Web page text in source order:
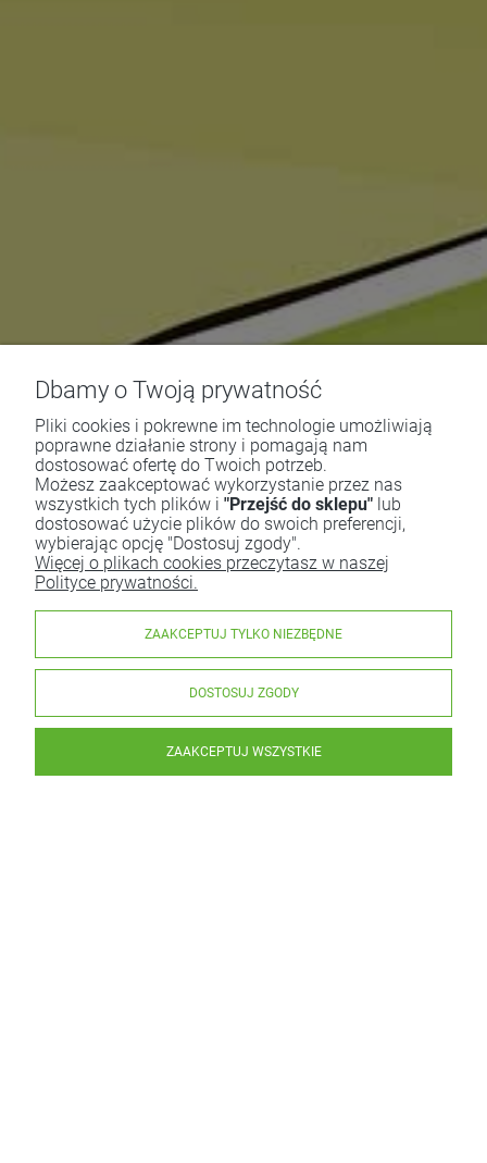
Dbamy o Twoją prywatność
Pliki cookies i pokrewne im technologie umożliwiają
poprawne działanie strony i pomagają nam
dostosować ofertę do Twoich potrzeb.
Możesz zaakceptować wykorzystanie przez nas
wszystkich tych plików i "Przejść do sklepu" lub
dostosować użycie plików do swoich preferencji,
wybierając opcję "Dostosuj zgody".
Więcej o plikach cookies przeczytasz w naszej
Polityce prywatności.
ZAAKCEPTUJ TYLKO NIEZBĘDNE
DOSTOSUJ ZGODY
ZAAKCEPTUJ WSZYSTKIE